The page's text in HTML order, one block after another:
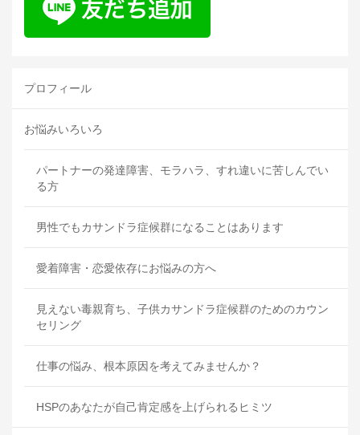
プロフィール
お悩みいろいろ
パートナーの発達障害、モラハラ、すれ違いに苦しんでい
る方
男性でもカサンドラ症候群になることはあります
愛着障害・恋愛依存にお悩みの方へ
見えない毒親育ち、子供カサンドラ症候群のためのカウン
セリング
仕事の悩み、根本原因を考えてみませんか？
HSPのあなたが自己肯定感を上げられるヒミツ